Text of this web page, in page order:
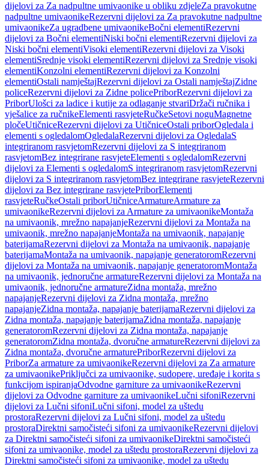
dijelovi za Za nadpultne umivaonike u obliku zdjeleZa pravokutne
nadpultne umivaonikeRezervni dijelovi za Za pravokutne nadpultne
umivaonikeZa ugradbene umivaonikeBočni elementiRezervni
dijelovi za Bočni elementiNiski bočni elementiRezervni dijelovi za
Niski bočni elementiVisoki elementiRezervni dijelovi za Visoki
elementiSrednje visoki elementiRezervni dijelovi za Srednje visoki
elementiKonzolni elementiRezervni dijelovi za Konzolni
elementiOstali namještajRezervni dijelovi za Ostali namještajZidne
policeRezervni dijelovi za Zidne policePriborRezervni dijelovi za
PriborUlošci za ladice i kutije za odlaganje stvariDržači ručnika i
vješalice za ručnikeElementi rasvjeteRučkeSetovi noguMagnetne
pločeUtičniceRezervni dijelovi za UtičniceOstali priborOgledala i
elementi s ogledalomOgledalaRezervni dijelovi za OgledalaS
integriranom rasvjetomRezervni dijelovi za S integriranom
rasvjetomBez integrirane rasvjeteElementi s ogledalomRezervni
dijelovi za Elementi s ogledalomS integriranom rasvjetomRezervni
dijelovi za S integriranom rasvjetomBez integrirane rasvjeteRezervni
dijelovi za Bez integrirane rasvjetePriborElementi
rasvjeteRučkeOstali priborUtičniceArmatureArmature za
umivaonikeRezervni dijelovi za Armature za umivaonikeMontaža
na umivaonik, mrežno napajanjeRezervni dijelovi za Montaža na
umivaonik, mrežno napajanjeMontaža na umivaonik, napajanje
baterijamaRezervni dijelovi za Montaža na umivaonik, napajanje
baterijamaMontaža na umivaonik, napajanje generatoromRezervni
dijelovi za Montaža na umivaonik, napajanje generatoromMontaža
na umivaonik, jednoručne armatureRezervni dijelovi za Montaža na
umivaonik, jednoručne armatureZidna montaža, mrežno
napajanjeRezervni dijelovi za Zidna montaža, mrežno
napajanjeZidna montaža, napajanje baterijamaRezervni dijelovi za
Zidna montaža, napajanje baterijamaZidna montaža, napajanje
generatoromRezervni dijelovi za Zidna montaža, napajanje
generatoromZidna montaža, dvoručne armatureRezervni dijelovi za
Zidna montaža, dvoručne armaturePriborRezervni dijelovi za
PriborZa armature za umivaonikeRezervni dijelovi za Za armature
za umivaonikePriključci za umivaonike, sudopere, uređaje i korita s
funkcijom ispiranjaOdvodne garniture za umivaonikeRezervni
dijelovi za Odvodne garniture za umivaonikeLučni sifoniRezervni
dijelovi za Lučni sifoniLučni sifoni, model za uštedu
prostoraRezervni dijelovi za Lučni sifoni, model za uštedu
prostoraDirektni samočisteći sifoni za umivaonikeRezervni dijelovi
za Direktni samočisteći sifoni za umivaonikeDirektni samočisteći
sifoni za umivaonike, model za uštedu prostoraRezervni dijelovi za
Direktni samočisteći sifoni za umivaonike, model za uštedu